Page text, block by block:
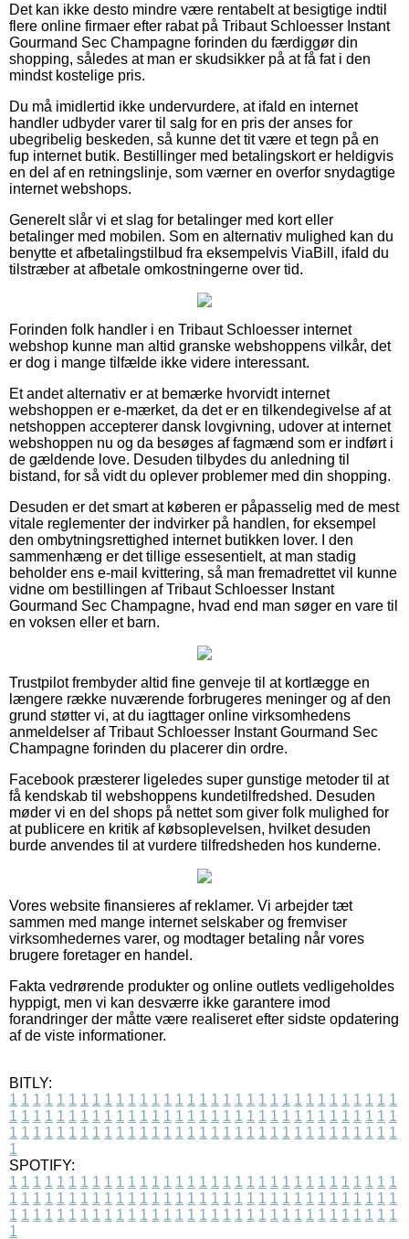
Det kan ikke desto mindre være rentabelt at besigtige indtil
flere online firmaer efter rabat på Tribaut Schloesser Instant
Gourmand Sec Champagne forinden du færdiggør din
shopping, således at man er skudsikker på at få fat i den
mindst kostelige pris.
Du må imidlertid ikke undervurdere, at ifald en internet
handler udbyder varer til salg for en pris der anses for
ubegribelig beskeden, så kunne det tit være et tegn på en
fup internet butik. Bestillinger med betalingskort er heldigvis
en del af en retningslinje, som værner en overfor snydagtige
internet webshops.
Generelt slår vi et slag for betalinger med kort eller
betalinger med mobilen. Som en alternativ mulighed kan du
benytte et afbetalingstilbud fra eksempelvis ViaBill, ifald du
tilstræber at afbetale omkostningerne over tid.
Forinden folk handler i en Tribaut Schloesser internet
webshop kunne man altid granske webshoppens vilkår, det
er dog i mange tilfælde ikke videre interessant.
Et andet alternativ er at bemærke hvorvidt internet
webshoppen er e-mærket, da det er en tilkendegivelse af at
netshoppen accepterer dansk lovgivning, udover at internet
webshoppen nu og da besøges af fagmænd som er indført i
de gældende love. Desuden tilbydes du anledning til
bistand, for så vidt du oplever problemer med din shopping.
Desuden er det smart at køberen er påpasselig med de mest
vitale reglementer der indvirker på handlen, for eksempel
den ombytningsrettighed internet butikken lover. I den
sammenhæng er det tillige essesentielt, at man stadig
beholder ens e-mail kvittering, så man fremadrettet vil kunne
vidne om bestillingen af Tribaut Schloesser Instant
Gourmand Sec Champagne, hvad end man søger en vare til
en voksen eller et barn.
Trustpilot frembyder altid fine genveje til at kortlægge en
længere række nuværende forbrugeres meninger og af den
grund støtter vi, at du iagttager online virksomhedens
anmeldelser af Tribaut Schloesser Instant Gourmand Sec
Champagne forinden du placerer din ordre.
Facebook præsterer ligeledes super gunstige metoder til at
få kendskab til webshoppens kundetilfredshed. Desuden
møder vi en del shops på nettet som giver folk mulighed for
at publicere en kritik af købsoplevelsen, hvilket desuden
burde anvendes til at vurdere tilfredsheden hos kunderne.
Vores website finansieres af reklamer. Vi arbejder tæt
sammen med mange internet selskaber og fremviser
virksomhedernes varer, og modtager betaling når vores
brugere foretager en handel.
Fakta vedrørende produkter og online outlets vedligeholdes
hyppigt, men vi kan desværre ikke garantere imod
forandringer der måtte være realiseret efter sidste opdatering
af de viste informationer.
BITLY:
1 1 1 1 1 1 1 1 1 1 1 1 1 1 1 1 1 1 1 1 1 1 1 1 1 1 1 1 1 1 1 1 1
1 1 1 1 1 1 1 1 1 1 1 1 1 1 1 1 1 1 1 1 1 1 1 1 1 1 1 1 1 1 1 1 1
1 1 1 1 1 1 1 1 1 1 1 1 1 1 1 1 1 1 1 1 1 1 1 1 1 1 1 1 1 1 1 1 1
1
SPOTIFY:
1 1 1 1 1 1 1 1 1 1 1 1 1 1 1 1 1 1 1 1 1 1 1 1 1 1 1 1 1 1 1 1 1
1 1 1 1 1 1 1 1 1 1 1 1 1 1 1 1 1 1 1 1 1 1 1 1 1 1 1 1 1 1 1 1 1
1 1 1 1 1 1 1 1 1 1 1 1 1 1 1 1 1 1 1 1 1 1 1 1 1 1 1 1 1 1 1 1 1
1